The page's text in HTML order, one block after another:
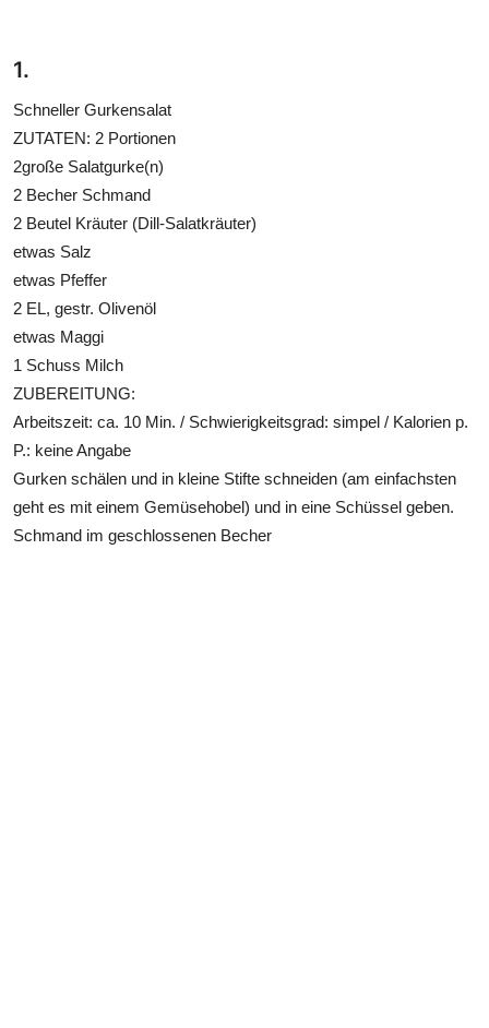
1.
Schneller Gurkensalat
ZUTATEN: 2 Portionen
2große Salatgurke(n)
2 Becher Schmand
2 Beutel Kräuter (Dill-Salatkräuter)
etwas Salz
etwas Pfeffer
2 EL, gestr. Olivenöl
etwas Maggi
1 Schuss Milch
ZUBEREITUNG:
Arbeitszeit: ca. 10 Min. / Schwierigkeitsgrad: simpel / Kalorien p.
P.: keine Angabe
Gurken schälen und in kleine Stifte schneiden (am einfachsten
geht es mit einem Gemüsehobel) und in eine Schüssel geben.
Schmand im geschlossenen Becher